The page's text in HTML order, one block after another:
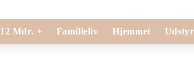
12 Mdr. + Familieliv Hjemmet Udstyr